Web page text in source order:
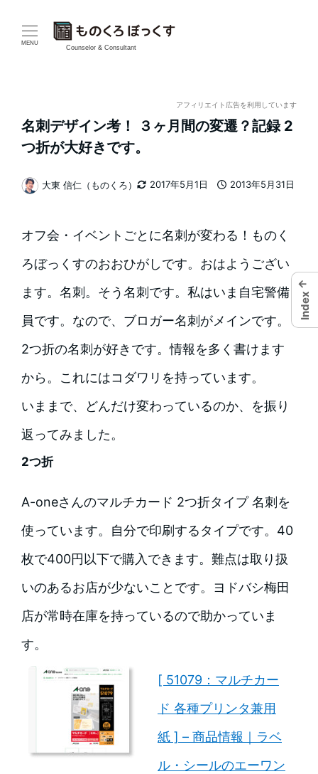
MENU
Counselor & Consultant
アフィリエイト広告を利用しています
名刺デザイン考！ ３ヶ月間の変遷？記録 2
つ折が大好きです。
2017年5月1日
2013年5月31日
著
大東 信仁（ものくろ）
オフ会・イベントごとに名刺が変わる！ものく
ろぼっくすのおおひがしです。おはようござい
ます。名刺。そう名刺です。私はいま自宅警備
員です。なので、ブロガー名刺がメインです。
2つ折の名刺が好きです。情報を多く書けます
から。これにはコダワリを持っています。
いままで、どんだけ変わっているのか、を振り
返ってみました。
2つ折
A-oneさんのマルチカード 2つ折タイプ 名刺を
使っています。自分で印刷するタイプです。40
枚で400円以下で購入できます。難点は取り扱
いのあるお店が少ないことです。ヨドバシ梅田
店が常時在庫を持っているので助かっていま
す。
[ 51079：マルチカー
ド 各種プリンタ兼用
紙 ] – 商品情報｜ラベ
ル・シールのエーワン
←
Index